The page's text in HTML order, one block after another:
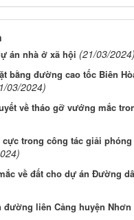
án nhà ở xã hội (21/03/2024)
bằng đường cao tốc Biên
03/2024)
về tháo gỡ vướng mắc
trong công tác giải
về đất cho dự án Đường
đường liên Cảng huyện Nhơn